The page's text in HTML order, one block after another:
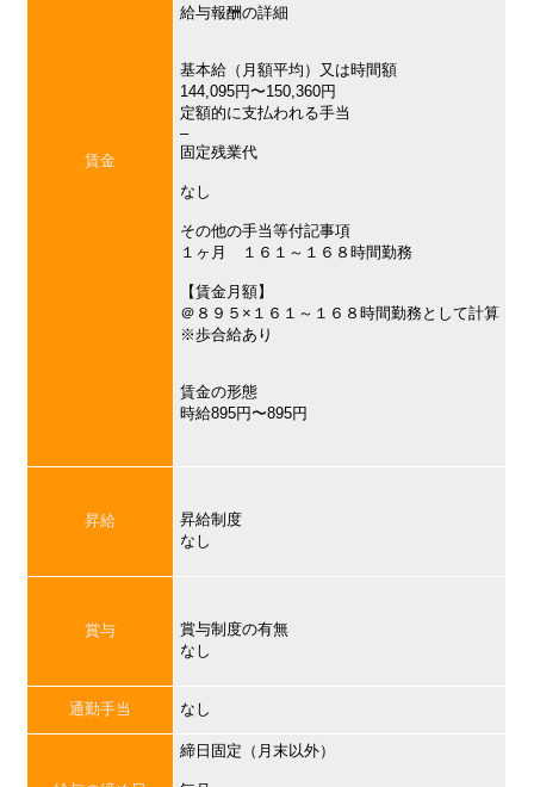
賃金
給与報酬の詳細
基本給（月額平均）又は時間額
144,095円〜150,360円
定額的に支払われる手当
–
固定残業代
なし
その他の手当等付記事項
１ヶ月 １６１～１６８時間勤務
【賃金月額】
＠８９５×１６１～１６８時間勤務として計算
※歩合給あり
賃金の形態
時給895円〜895円
昇給
昇給制度
なし
賞与
賞与制度の有無
なし
通勤手当 なし
締日固定（月末以外）